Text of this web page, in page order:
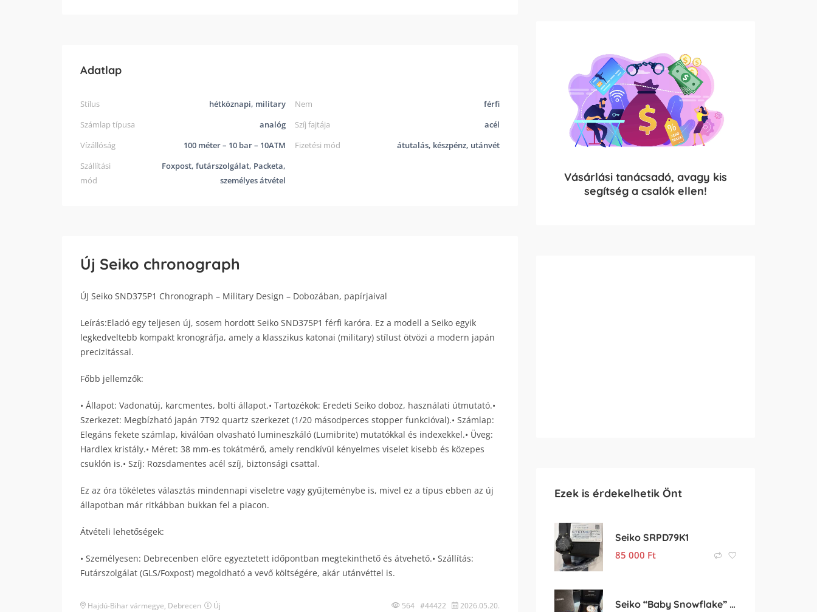
Adatlap
Stílus hétköznapi, military Nem
férfi
Számlap típusa
analóg Szíj fajtája
acél
Vízállóság
100 méter – 10 bar – 10ATM Fizetési mód
átutalás, készpénz, utánvét
Szállítási
mód
Foxpost, futárszolgálat, Packeta,
személyes átvétel
Új Seiko chronograph
ÚJ Seiko SND375P1 Chronograph – Military Design – Dobozában, papírjaival
Leírás:Eladó egy teljesen új, sosem hordott Seiko SND375P1 férfi karóra. Ez a modell a Seiko egyik
legkedveltebb kompakt kronográfja, amely a klasszikus katonai (military) stílust ötvözi a modern japán
precizitással.
Főbb jellemzők:
• Állapot: Vadonatúj, karcmentes, bolti állapot.• Tartozékok: Eredeti Seiko doboz, használati útmutató.•
Szerkezet: Megbízható japán 7T92 quartz szerkezet (1/20 másodperces stopper funkcióval).• Számlap:
Elegáns fekete számlap, kiválóan olvasható lumineszkáló (Lumibrite) mutatókkal és indexekkel.• Üveg:
Hardlex kristály.• Méret: 38 mm-es tokátmérő, amely rendkívül kényelmes viselet kisebb és közepes
csuklón is.• Szíj: Rozsdamentes acél szíj, biztonsági csattal.
Ez az óra tökéletes választás mindennapi viseletre vagy gyűjteménybe is, mivel ez a típus ebben az új
állapotban már ritkábban bukkan fel a piacon.
Átvételi lehetőségek:
• Személyesen: Debrecenben előre egyeztetett időpontban megtekinthető és átvehető.• Szállítás:
Futárszolgálat (GLS/Foxpost) megoldható a vevő költségére, akár utánvéttel is.
Hajdú-Bihar vármegye, Debrecen Új 564 #44422 2026.05.20.
Vásárlási tanácsadó, avagy kis
segítség a csalók ellen!
Ezek is érdekelhetik Önt
Seiko SRPD79K1
85 000 Ft
Seiko “Baby Snowflake” Presage SJE073J1/SARA015 Limited Edition